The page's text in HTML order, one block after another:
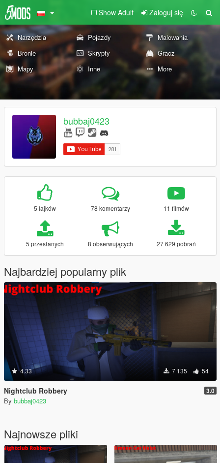
Show Adult Zaloguj się
Narzędzia Pojazdy
Malowania
Bronie
Skrypty
Gracz
Mapy
Inne More
bubbaj0423
5 lajków 78 komentarzy 11 filmów
5 przesłanych 8 obserwujących 27 629 pobrań
Najbardziej popularny plik
4.33 7 135 54
Nightclub Robbery 3.0
By bubbaj0423
Najnowsze pliki